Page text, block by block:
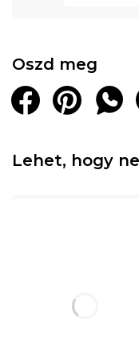
Oszd meg
Lehet, hogy